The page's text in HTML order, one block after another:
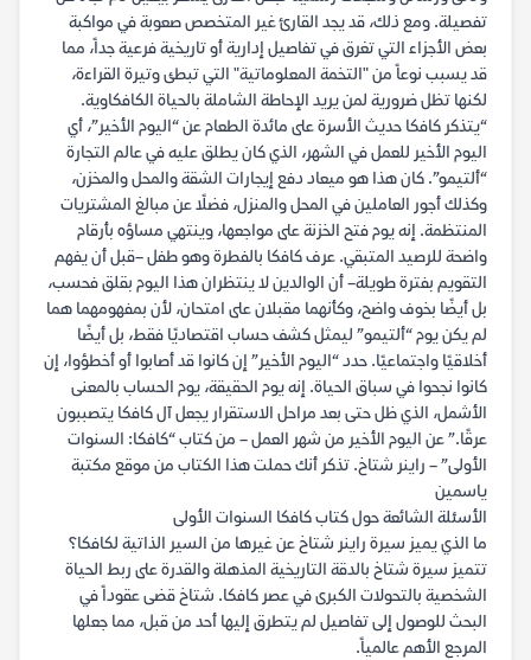
تفصيلة. ومع ذلك، قد يجد القارئ غير المتخصص صعوبة في مواكبة
بعض الأجزاء التي تغرق في تفاصيل إدارية أو تاريخية فرعية جداً، مما
قد يسبب نوعاً من "التخمة المعلوماتية" التي تبطئ وتيرة القراءة،
لكنها تظل ضرورية لمن يريد الإحاطة الشاملة بالحياة الكافكاوية.
“يتذكر كافكا حديث الأسرة على مائدة الطعام عن “اليوم الأخير”، أي
اليوم الأخير للعمل في الشهر، الذي كان يطلق عليه في عالم التجارة
“ألتيمو”. كان هذا هو ميعاد دفع إيجارات الشقة والمحل والمخزن،
وكذلك أجور العاملين في المحل والمنزل، فضلًا عن مبالغ المشتريات
المنتظمة. إنه يوم فتح الخزنة على مواجعها، وينتهي مساؤه بأرقام
واضحة للرصيد المتبقي. عرف كافكا بالفطرة وهو طفل –قبل أن يفهم
التقويم بفترة طويلة– أن الوالدين لا ينتظران هذا اليوم بقلق فحسب،
بل أيضًا بخوف واضح، وكأنهما مقبلان على امتحان، لأن بمفهومهما هما
لم يكن يوم “ألتيمو” ليمثل كشف حساب اقتصاديًا فقط، بل أيضًا
أخلاقيًا واجتماعيًا. حدد “اليوم الأخير” إن كانوا قد أصابوا أو أخطؤوا، إن
كانوا نجحوا في سباق الحياة. إنه يوم الحقيقة، يوم الحساب بالمعنى
الأشمل، الذي ظل حتى بعد مراحل الاستقرار يجعل آل كافكا يتصببون
عرقًا.” عن اليوم الأخير من شهر العمل – من كتاب “كافكا: السنوات
الأولى” – راينر شتاخ. تذكر أنك حملت هذا الكتاب من موقع مكتبة
ياسمين
الأسئلة الشائعة حول كتاب كافكا السنوات الأولى
ما الذي يميز سيرة راينر شتاخ عن غيرها من السير الذاتية لكافكا؟
تتميز سيرة شتاخ بالدقة التاريخية المذهلة والقدرة على ربط الحياة
الشخصية بالتحولات الكبرى في عصر كافكا. شتاخ قضى عقوداً في
البحث للوصول إلى تفاصيل لم يتطرق إليها أحد من قبل، مما جعلها
المرجع الأهم عالمياً.